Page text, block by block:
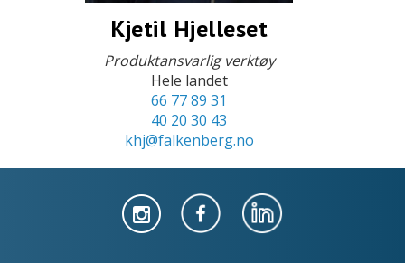
Kjetil Hjelleset
Produktansvarlig verktøy
Hele landet
66 77 89 31
40 20 30 43
khj@falkenberg.no